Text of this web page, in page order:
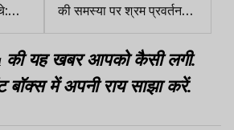
की समस्या पर श्रम प्रवर्तन
पदाधिकारी ने की बैठक
यह खबर आपको कैसी लगी.
बॉक्स में अपनी राय साझा करें.